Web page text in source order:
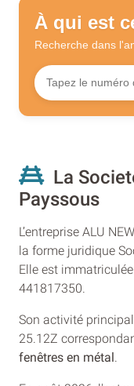
À qui est
Recherche dans
La
Payssous
L’entreprise ALU
la forme juridique
Elle est
441817350.
Son activité
25.12Z
fenêtres en métal